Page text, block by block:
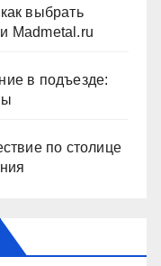
выбрать
Madmetal.ru
в подъезде:
по столице